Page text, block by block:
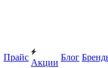
Прайс
Акции
Блог